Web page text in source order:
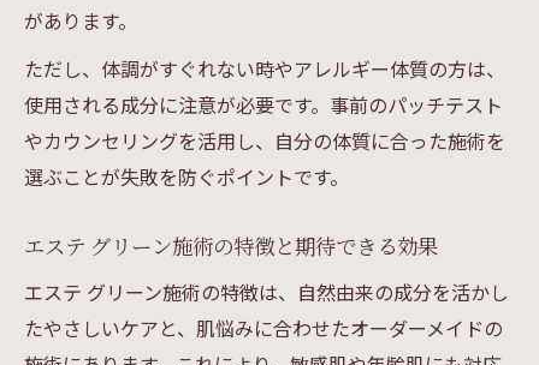
があります。
ただし、体調がすぐれない時やアレルギー体質の方は、
使用される成分に注意が必要です。事前のパッチテスト
やカウンセリングを活用し、自分の体質に合った施術を
選ぶことが失敗を防ぐポイントです。
エステ グリーン施術の特徴と期待できる効果
エステ グリーン施術の特徴は、自然由来の成分を活かし
たやさしいケアと、肌悩みに合わせたオーダーメイドの